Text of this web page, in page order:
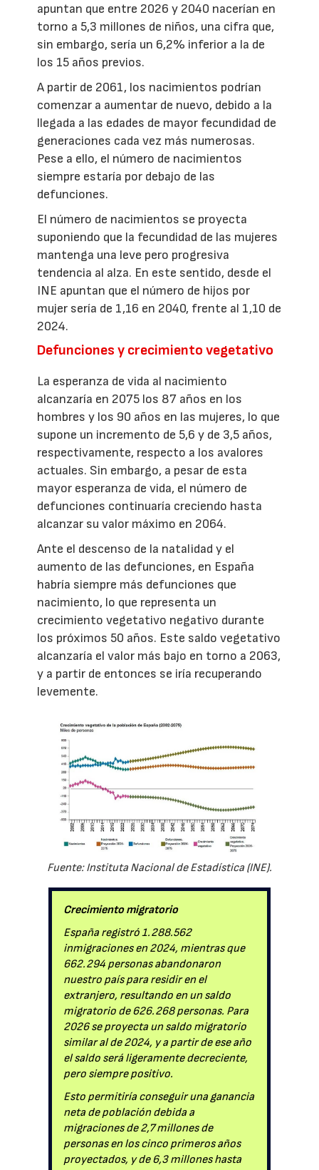
apuntan que entre 2026 y 2040 nacerían en
torno a 5,3 millones de niños, una cifra que,
sin embargo, sería un 6,2% inferior a la de
los 15 años previos.
A partir de 2061, los nacimientos podrían
comenzar a aumentar de nuevo, debido a la
llegada a las edades de mayor fecundidad de
generaciones cada vez más numerosas.
Pese a ello, el número de nacimientos
siempre estaría por debajo de las
defunciones.
El número de nacimientos se proyecta
suponiendo que la fecundidad de las mujeres
mantenga una leve pero progresiva
tendencia al alza. En este sentido, desde el
INE apuntan que el número de hijos por
mujer sería de 1,16 en 2040, frente al 1,10 de
2024.
Defunciones y crecimiento vegetativo
La esperanza de vida al nacimiento
alcanzaría en 2075 los 87 años en los
hombres y los 90 años en las mujeres, lo que
supone un incremento de 5,6 y de 3,5 años,
respectivamente, respecto a los avalores
actuales. Sin embargo, a pesar de esta
mayor esperanza de vida, el número de
defunciones continuaría creciendo hasta
alcanzar su valor máximo en 2064.
Ante el descenso de la natalidad y el
aumento de las defunciones, en España
habría siempre más defunciones que
nacimiento, lo que representa un
crecimiento vegetativo negativo durante
los próximos 50 años. Este saldo vegetativo
alcanzaría el valor más bajo en torno a 2063,
y a partir de entonces se iría recuperando
levemente.
Fuente: Instituta Nacional de Estadística (INE).
Crecimiento migratorio
España registró 1.288.562
inmigraciones en 2024, mientras que
662.294 personas abandonaron
nuestro país para residir en el
extranjero, resultando en un saldo
migratorio de 626.268 personas. Para
2026 se proyecta un saldo migratorio
similar al de 2024, y a partir de ese año
el saldo será ligeramente decreciente,
pero siempre positivo.
Esto permitiría conseguir una ganancia
neta de población debida a
migraciones de 2,7 millones de
personas en los cinco primeros años
proyectados, y de 6,3 millones hasta